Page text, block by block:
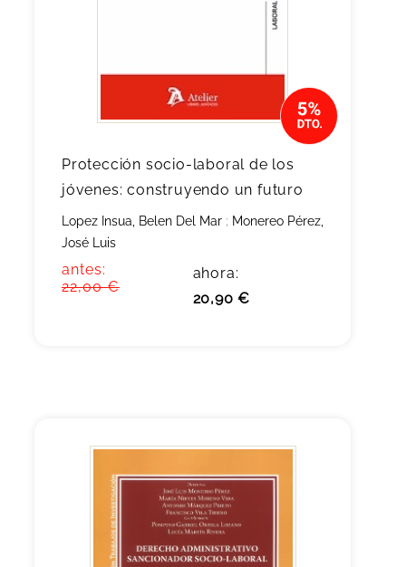
Protección socio-laboral de los
jóvenes: construyendo un futuro
Lopez Insua, Belen Del Mar ; Monereo Pérez,
José Luis
antes:
22,00 €
ahora:
20,90 €